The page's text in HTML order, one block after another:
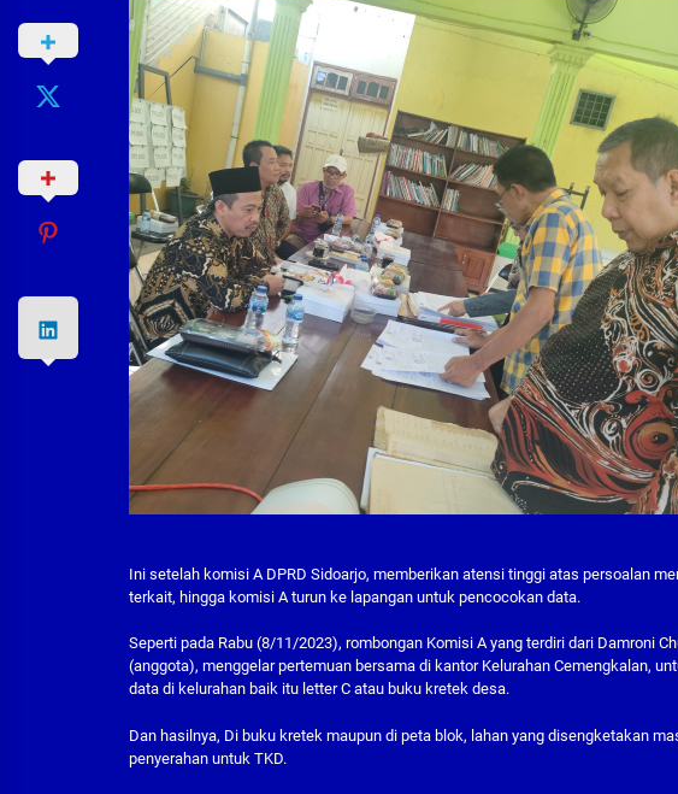
Ini setelah komisi A DPRD Sidoarjo, memberikan atensi tinggi atas persoalan
terkait, hingga komisi A turun ke lapangan untuk pencocokan data.
Seperti pada Rabu (8/11/2023), rombongan Komisi A yang terdiri dari Damroni
(anggota), menggelar pertemuan bersama di kantor Kelurahan Cemengkalan,
data di kelurahan baik itu letter C atau buku kretek desa.
Dan hasilnya, Di buku kretek maupun di peta blok, lahan yang disengketakan
penyerahan untuk TKD.